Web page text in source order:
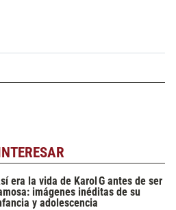
era la vida de Karol G antes de ser
imágenes inéditas de su
y adolescencia